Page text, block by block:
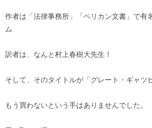
作者は「法律事務所」「ペリカン文書」で有
ム
訳者は、なんと村上春樹大先生！
そして、そのタイトルが「グレート・ギャツ
もう買わないという手はありませんでした。